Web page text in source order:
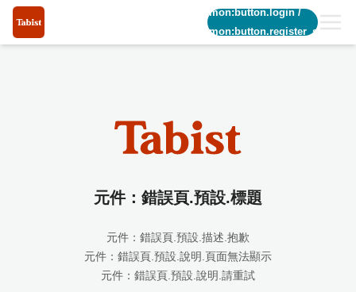
common:button.login/
common:button.register_short
元件：錯誤頁.預設.標題
元件：錯誤頁.預設.描述.抱歉
元件：錯誤頁.預設.說明.頁面無法顯示
元件：錯誤頁.預設.說明.請重試